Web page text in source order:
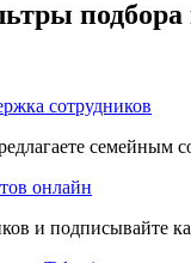
подбора
сотрудников
семейным
онлайн
и подписывайте